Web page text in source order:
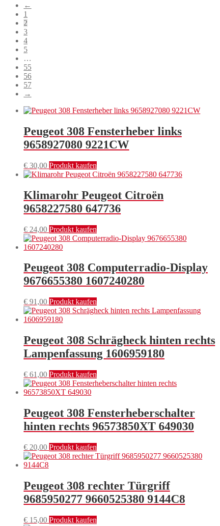
←
1
2
3
4
5
…
55
56
57
→
Peugeot 308 Fensterheber links
9658927080 9221CW
€ 30,00 Produkt kaufen
Klimarohr Peugeot Citroën
9658227580 647736
€ 24,00 Produkt kaufen
Peugeot 308 Computerradio-Display
9676655380 1607240280
€ 91,00 Produkt kaufen
Peugeot 308 Schrägheck hinten rechts
Lampenfassung 1606959180
€ 61,00 Produkt kaufen
Peugeot 308 Fensterheberschalter
hinten rechts 96573850XT 649030
€ 20,00 Produkt kaufen
Peugeot 308 rechter Türgriff
9685950277 9660525380 9144C8
€ 15,00 Produkt kaufen